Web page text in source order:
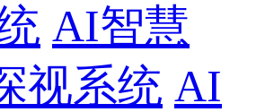
AI智慧
视系统 AI